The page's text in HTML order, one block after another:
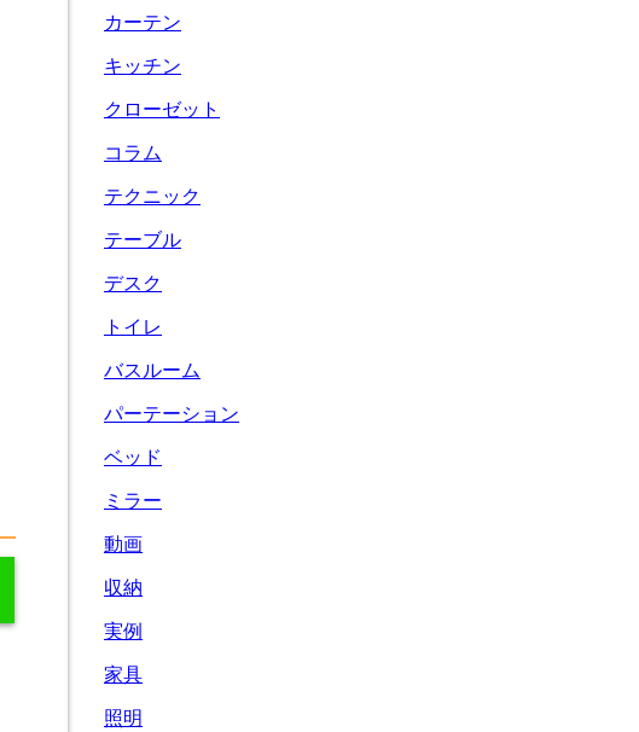
カーテン
キッチン
クローゼット
コラム
テクニック
テーブル
デスク
トイレ
バスルーム
パーテーション
ベッド
ミラー
動画
収納
実例
家具
照明